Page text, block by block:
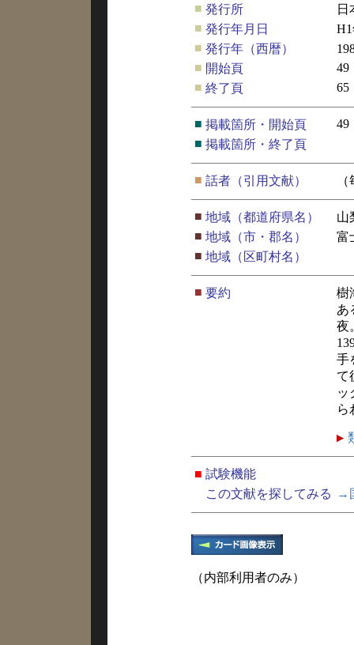
■ 発行所
日
■ 発行年月日
■ 発行年（西暦）
■ 開始頁
49
■ 終了頁 65
■ 掲載箇所・開始頁
49
■ 掲載箇所・終了頁
■ 話者（引用文献）
■ 地域（都道府県名）
山
■ 地域（市・郡名）
富
■ 地域（区町村名）
■ 要約
樹
あ
夜
手
て
ッ
ら
■ 試験機能
この文献を探してみる
→
（内部利用者のみ）